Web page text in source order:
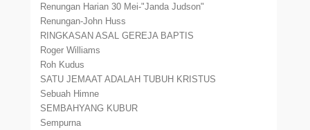
Renungan Harian 30 Mei-"Janda Judson"
Renungan-John Huss
RINGKASAN ASAL GEREJA BAPTIS
Roger Williams
Roh Kudus
SATU JEMAAT ADALAH TUBUH KRISTUS
Sebuah Himne
SEMBAHYANG KUBUR
Sempurna